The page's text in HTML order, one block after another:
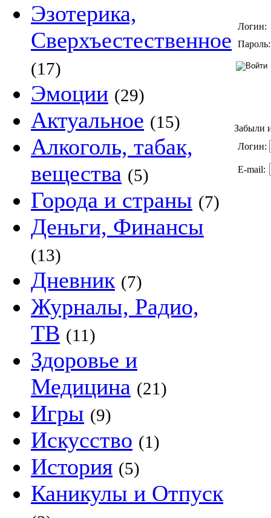
Эзотерика,
Сверхъестественное
(17)
Эмоции (29)
Актуальное (15)
Алкоголь, табак,
вещества (5)
Города и страны (7)
Деньги, Финансы
(13)
Дневник (7)
Журналы, Радио,
ТВ (11)
Здоровье и
Медицина (21)
Игры (9)
Искусство (1)
История (5)
Каникулы и Отпуск
Логин:
Пароль:
Забыли
Логин:
E-mail: